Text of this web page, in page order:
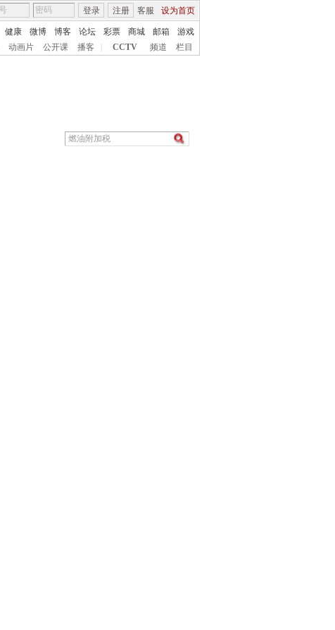
客服 设为首页
登录 注册
健康 微博 博客 论坛 彩票 商城 邮箱
游戏
动画片 公开课 播客 CCTV 频道 栏目